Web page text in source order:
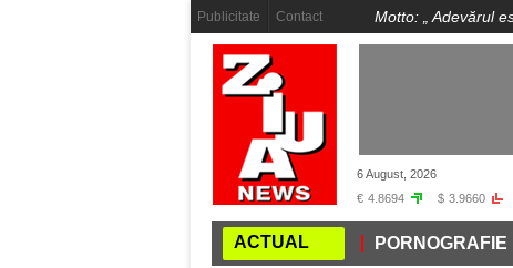
Publicitate Contact Motto: „ Adevărul
6 August, 2026
€ 4.8694 $ 3.9660
ACTUAL
ÎȘI MUTĂ CAPITALA LA NIBIRU PORNOGRAFIE